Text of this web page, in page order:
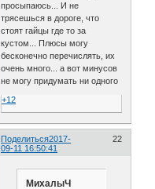
просыпаюсь... И не
трясешься в дороге, что
стоят гайцы где то за
кустом... Плюсы могу
бесконечно перечислять, их
очень много... а вот минусов
не могу придумать ни одного
+12
Поделиться 22
2017-
09-11 16:50:41
МиxалыЧ